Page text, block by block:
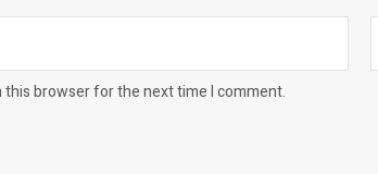
this browser for the next time I comment.